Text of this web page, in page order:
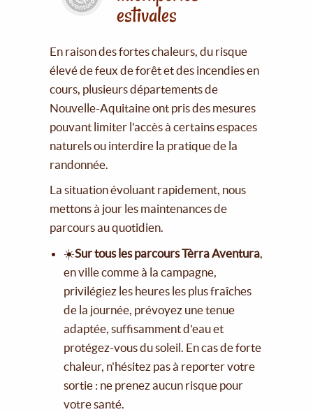
estivales
En raison des fortes chaleurs, du risque
élevé de feux de forêt et des incendies en
cours, plusieurs départements de
Nouvelle-Aquitaine ont pris des mesures
pouvant limiter l'accès à certains espaces
naturels ou interdire la pratique de la
randonnée.
La situation évoluant rapidement, nous
mettons à jour les maintenances de
parcours au quotidien.
☀️Sur tous les parcours Tèrra Aventura,
en ville comme à la campagne,
privilégiez les heures les plus fraîches
de la journée, prévoyez une tenue
adaptée, suffisamment d'eau et
protégez-vous du soleil. En cas de forte
chaleur, n'hésitez pas à reporter votre
sortie : ne prenez aucun risque pour
votre santé.